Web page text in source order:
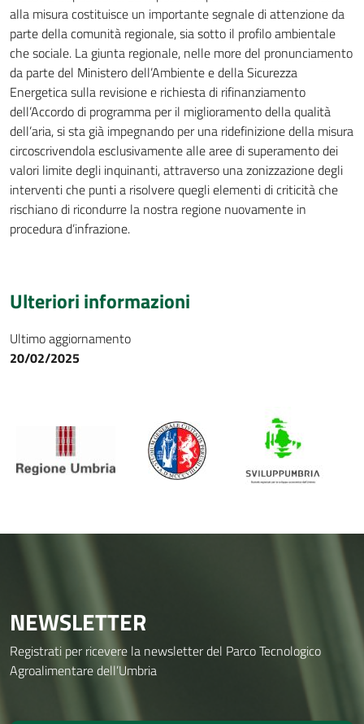
alla misura costituisce un importante segnale di attenzione da
parte della comunità regionale, sia sotto il profilo ambientale
che sociale. La giunta regionale, nelle more del pronunciamento
da parte del Ministero dell’Ambiente e della Sicurezza
Energetica sulla revisione e richiesta di rifinanziamento
dell’Accordo di programma per il miglioramento della qualità
dell’aria, si sta già impegnando per una ridefinizione della misura
circoscrivendola esclusivamente alle aree di superamento dei
valori limite degli inquinanti, attraverso una zonizzazione degli
interventi che punti a risolvere quegli elementi di criticità che
rischiano di ricondurre la nostra regione nuovamente in
procedura d’infrazione.
Ulteriori informazioni
Ultimo aggiornamento
20/02/2025
NEWSLETTER
Registrati per ricevere la newsletter del Parco Tecnologico
Agroalimentare dell’Umbria